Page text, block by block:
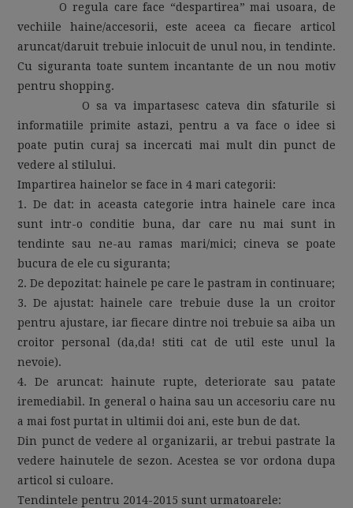
O regula care face “despartirea” mai usoara, de
vechiile haine/accesorii, este aceea ca fiecare articol
aruncat/daruit trebuie inlocuit de unul nou, in tendinte.
Cu siguranta toate suntem incantante de un nou motiv
pentru shopping.
O sa va impartasesc cateva din sfaturile si
informatiile primite astazi, pentru a va face o idee si
poate putin curaj sa incercati mai mult din punct de
vedere al stilului.
Impartirea hainelor se face in 4 mari categorii:
1. De dat: in aceasta categorie intra hainele care inca
sunt intr-o conditie buna, dar care nu mai sunt in
tendinte sau ne-au ramas mari/mici; cineva se poate
bucura de ele cu siguranta;
2. De depozitat: hainele pe care le pastram in continuare;
3. De ajustat: hainele care trebuie duse la un croitor
pentru ajustare, iar fiecare dintre noi trebuie sa aiba un
croitor personal (da,da! stiti cat de util este unul la
nevoie).
4. De aruncat: hainute rupte, deteriorate sau patate
iremediabil. In general o haina sau un accesoriu care nu
a mai fost purtat in ultimii doi ani, este bun de dat.
Din punct de vedere al organizarii, ar trebui pastrate la
vedere hainutele de sezon. Acestea se vor ordona dupa
articol si culoare.
Tendintele pentru 2014-2015 sunt urmatoarele: